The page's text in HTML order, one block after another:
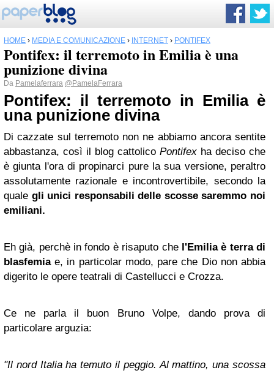
HOME › MEDIA E COMUNICAZIONE › INTERNET › PONTIFEX
Pontifex: il terremoto in Emilia è una
punizione divina
Da Pamelaferrara @PamelaFerrara
Pontifex: il terremoto in Emiliaè
una punizione divina
Di cazzate sul terremoto non ne abbiamo ancora sentite
abbastanza, così il blog cattolico Pontifex ha deciso che
è giunta l'ora di propinarci pure la sua versione, peraltro
assolutamente razionale e incontrovertibile, secondo la
quale gli unici responsabili delle scosse saremmo noi
emiliani.
Eh già, perchè in fondo è risaputo che l'Emilia è terra di
blasfemiae, in particolar modo, pare che Dio non abbia
digerito le opere teatrali di Castellucci e Crozza.
Ce ne parla il buon Bruno Volpe, dando prova di
particolare arguzia:
"Il nord Italia ha temuto il peggio. Al mattino, una scossa